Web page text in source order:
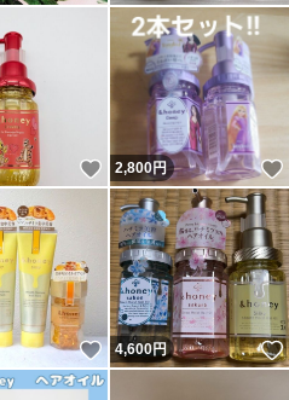
いいね！
2,800円
いいね！
4,600円